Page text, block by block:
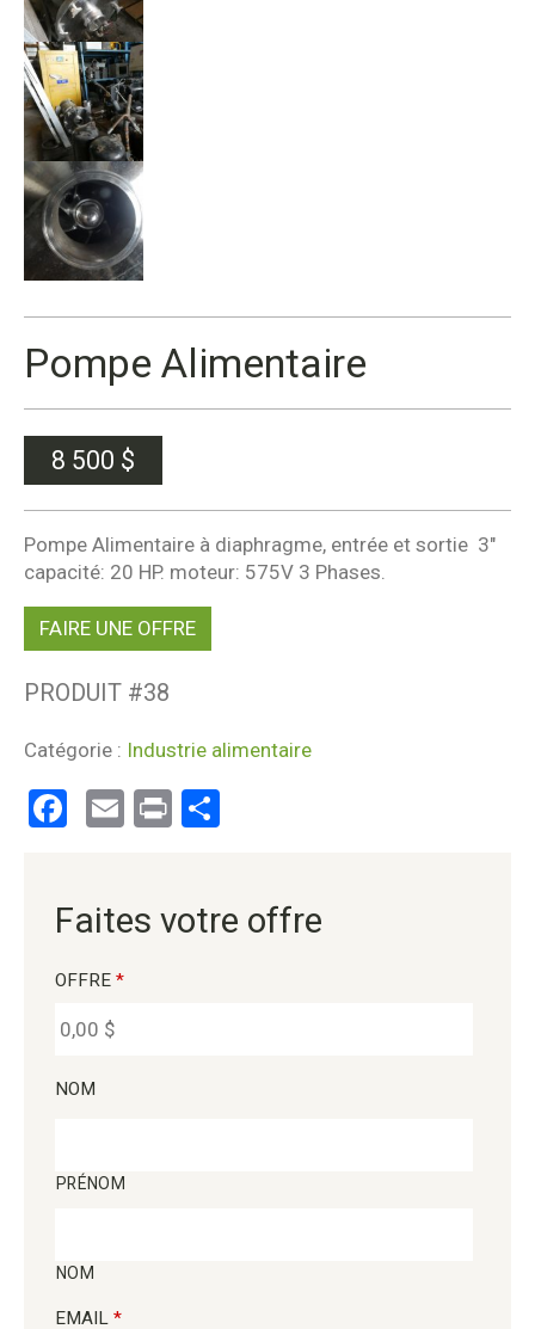
Pompe Alimentaire
8 500 $
Pompe Alimentaire à diaphragme, entrée et sortie 3″
capacité: 20 HP. moteur: 575V 3 Phases.
FAIRE UNE OFFRE
PRODUIT #38
Catégorie : Industrie alimentaire
Facebook
EmailPrint
Faites votre offre
OFFRE *
NOM
PRÉNOM
NOM
EMAIL *